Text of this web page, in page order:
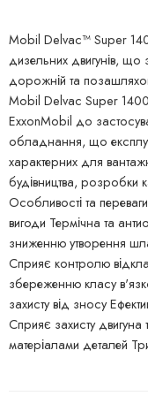
Mobil Delvac™ Super
дизельних двигунів, що
дорожній та
Mobil Delvac Super
ExxonMobil до
обладнання, що
характерних для
будівництва, розробки
Особливості та
вигоди Термічна та
зниженню утворення
Сприяє контролю
збереженню класу
захисту від зносу
Сприяє захисту двигуна
матеріалами деталей